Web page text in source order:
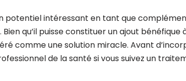
potentiel intéressant en tant que
qu’il puisse constituer un ajout
comme une solution miracle. Avant
de la santé si vous suivez un